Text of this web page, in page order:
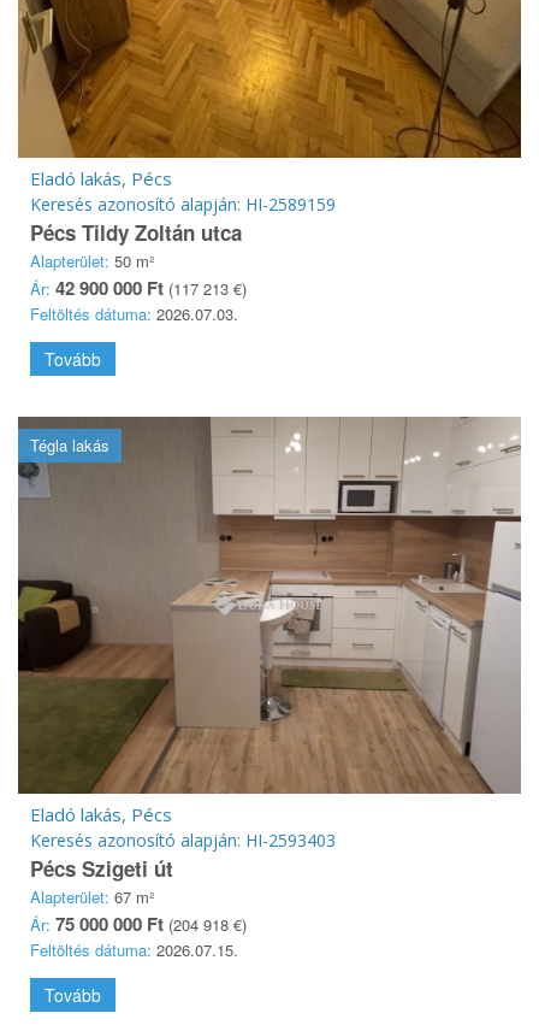
Eladó lakás, Pécs
Keresés azonosító alapján: HI-2589159
Pécs Tildy Zoltán utca
Alapterület: 50 m²
Ár: 42 900 000 Ft (117 213 €)
Feltöltés dátuma: 2026.07.03.
Tovább
Tégla lakás
Eladó lakás, Pécs
Keresés azonosító alapján: HI-2593403
Pécs Szigeti út
Alapterület: 67 m²
Ár: 75 000 000 Ft (204 918 €)
Feltöltés dátuma: 2026.07.15.
Tovább